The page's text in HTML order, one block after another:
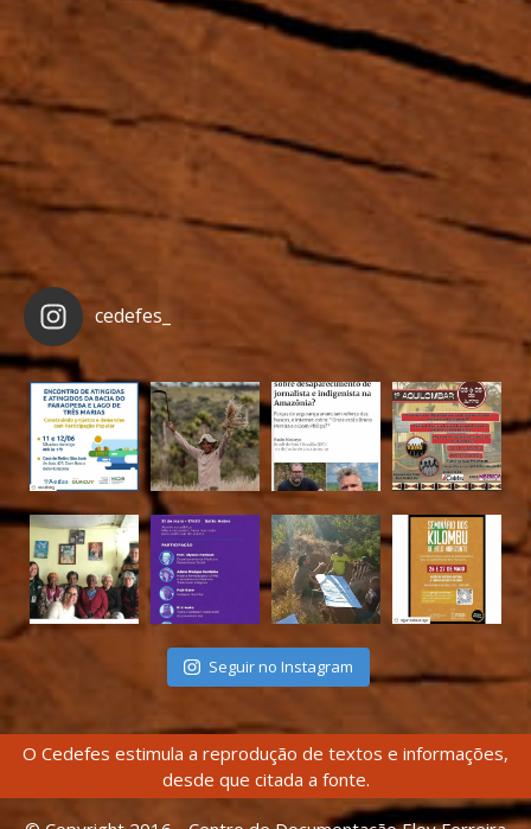
cedefes_
Seguir no Instagram
O Cedefes estimula a reprodução de textos e informações,
desde que citada a fonte.